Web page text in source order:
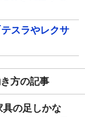
スラやレクサ
方の記事
具の足しかな